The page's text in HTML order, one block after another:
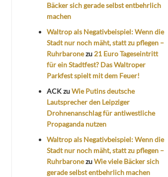
Bäcker sich gerade selbst entbehrlich
machen
Waltrop als Negativbeispiel: Wenn die
Stadt nur noch mäht, statt zu pflegen –
Ruhrbaronezu 21 Euro Tageseintritt
für ein Stadtfest? Das Waltroper
Parkfest spielt mit dem Feuer!
ACKzuWie Putins deutsche
Lautsprecher den Leipziger
Drohnenanschlag für antiwestliche
Propaganda nutzen
Waltrop als Negativbeispiel: Wenn die
Stadt nur noch mäht, statt zu pflegen –
RuhrbaronezuWie viele Bäcker sich
gerade selbst entbehrlich machen